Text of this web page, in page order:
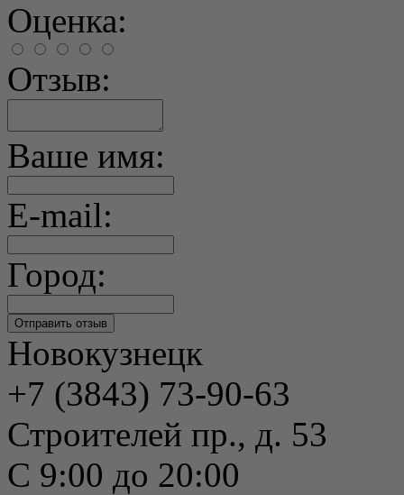
Оценка:
Отзыв:
Ваше имя:
E-mail:
Город:
Новокузнецк
+7 (3843) 73-90-63
Строителей пр., д. 53
С 9:00 до 20:00